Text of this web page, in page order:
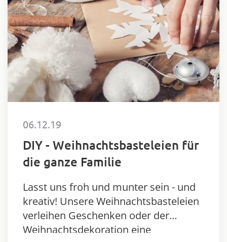
06.12.19
DIY - Weihnachtsbasteleien für
die ganze Familie
Lasst uns froh und munter sein - und
kreativ! Unsere Weihnachtsbasteleien
verleihen Geschenken oder der
Weihnachtsdekoration eine